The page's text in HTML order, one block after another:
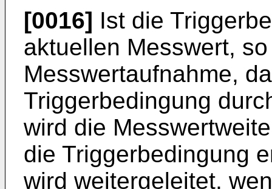
[0016] Ist die
aktuellen Messwert,
Messwertaufnahme,
Triggerbedingung
wird die
die Triggerbedingung
wird weitergeleitet,